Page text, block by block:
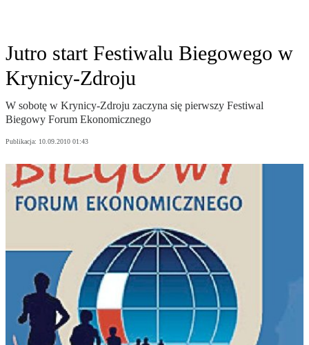
Jutro start Festiwalu Biegowego w
Krynicy-Zdroju
W sobotę w Krynicy-Zdroju zaczyna się pierwszy Festiwal
Biegowy Forum Ekonomicznego
Publikacja: 10.09.2010 01:43